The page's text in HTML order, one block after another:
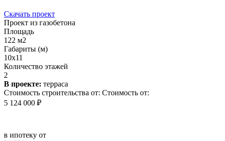
Скачать проект
Проект из газобетона
Площадь
122 м2
Габариты (м)
10х11
Количество этажей
2
В проекте: терраса
Стоимость строительства от: Стоимость от:
5 124 000 ₽
в ипотеку от